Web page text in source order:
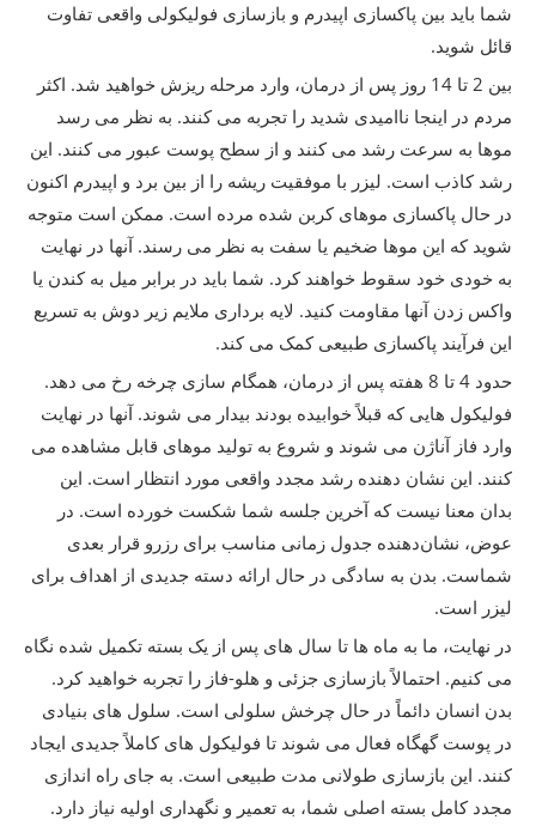
شما باید بین پاکسازی اپیدرم و بازسازی فولیکولی واقعی تفاوت
قائل شوید.
بین 2 تا 14 روز پس از درمان، وارد مرحله ریزش خواهید شد. اکثر
مردم در اینجا ناامیدی شدید را تجربه می کنند. به نظر می رسد
موها به سرعت رشد می کنند و از سطح پوست عبور می کنند. این
رشد کاذب است. لیزر با موفقیت ریشه را از بین برد و اپیدرم اکنون
در حال پاکسازی موهای کربن شده مرده است. ممکن است متوجه
شوید که این موها ضخیم یا سفت به نظر می رسند. آنها در نهایت
به خودی خود سقوط خواهند کرد. شما باید در برابر میل به کندن یا
واکس زدن آنها مقاومت کنید. لایه برداری ملایم زیر دوش به تسریع
این فرآیند پاکسازی طبیعی کمک می کند.
حدود 4 تا 8 هفته پس از درمان، همگام سازی چرخه رخ می دهد.
فولیکول هایی که قبلاً خوابیده بودند بیدار می شوند. آنها در نهایت
وارد فاز آناژن می شوند و شروع به تولید موهای قابل مشاهده می
کنند. این نشان دهنده رشد مجدد واقعی مورد انتظار است. این
بدان معنا نیست که آخرین جلسه شما شکست خورده است. در
عوض، نشان‌دهنده جدول زمانی مناسب برای رزرو قرار بعدی
شماست. بدن به سادگی در حال ارائه دسته جدیدی از اهداف برای
لیزر است.
در نهایت، ما به ماه ها تا سال های پس از یک بسته تکمیل شده نگاه
می کنیم. احتمالاً بازسازی جزئی و هلو-فاز را تجربه خواهید کرد.
بدن انسان دائماً در حال چرخش سلولی است. سلول های بنیادی
در پوست گهگاه فعال می شوند تا فولیکول های کاملاً جدیدی ایجاد
کنند. این بازسازی طولانی مدت طبیعی است. به جای راه اندازی
مجدد کامل بسته اصلی شما، به تعمیر و نگهداری اولیه نیاز دارد.